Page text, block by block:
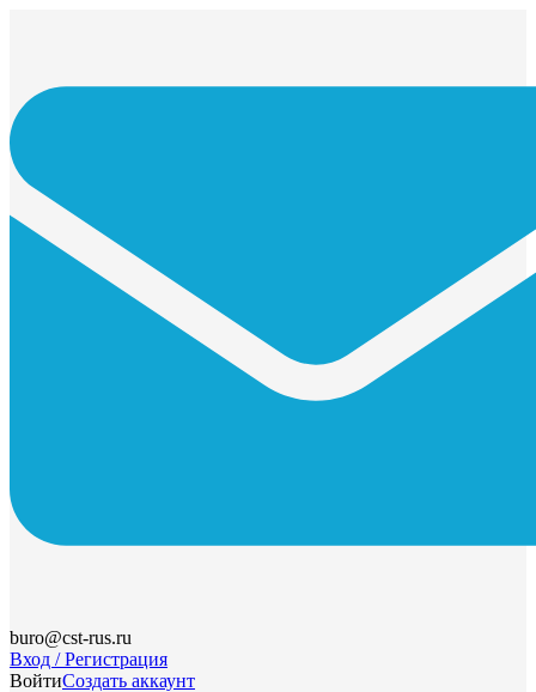
buro@cst-rus.ru
Вход / Регистрация
ВойтиСоздать аккаунт